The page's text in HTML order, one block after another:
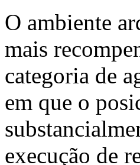
O ambiente
mais
categoria de
em que o
execução de